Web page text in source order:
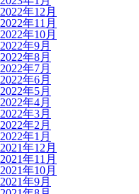
2022年12月
2022年11月
2022年10月
2022年9月
2022年8月
2022年7月
2022年6月
2022年5月
2022年4月
2022年3月
2022年2月
2022年1月
2021年12月
2021年11月
2021年10月
2021年9月